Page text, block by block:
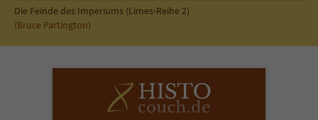
Die Feinde des Imperiums (Limes-Reihe 2)
(Bruce Partington)